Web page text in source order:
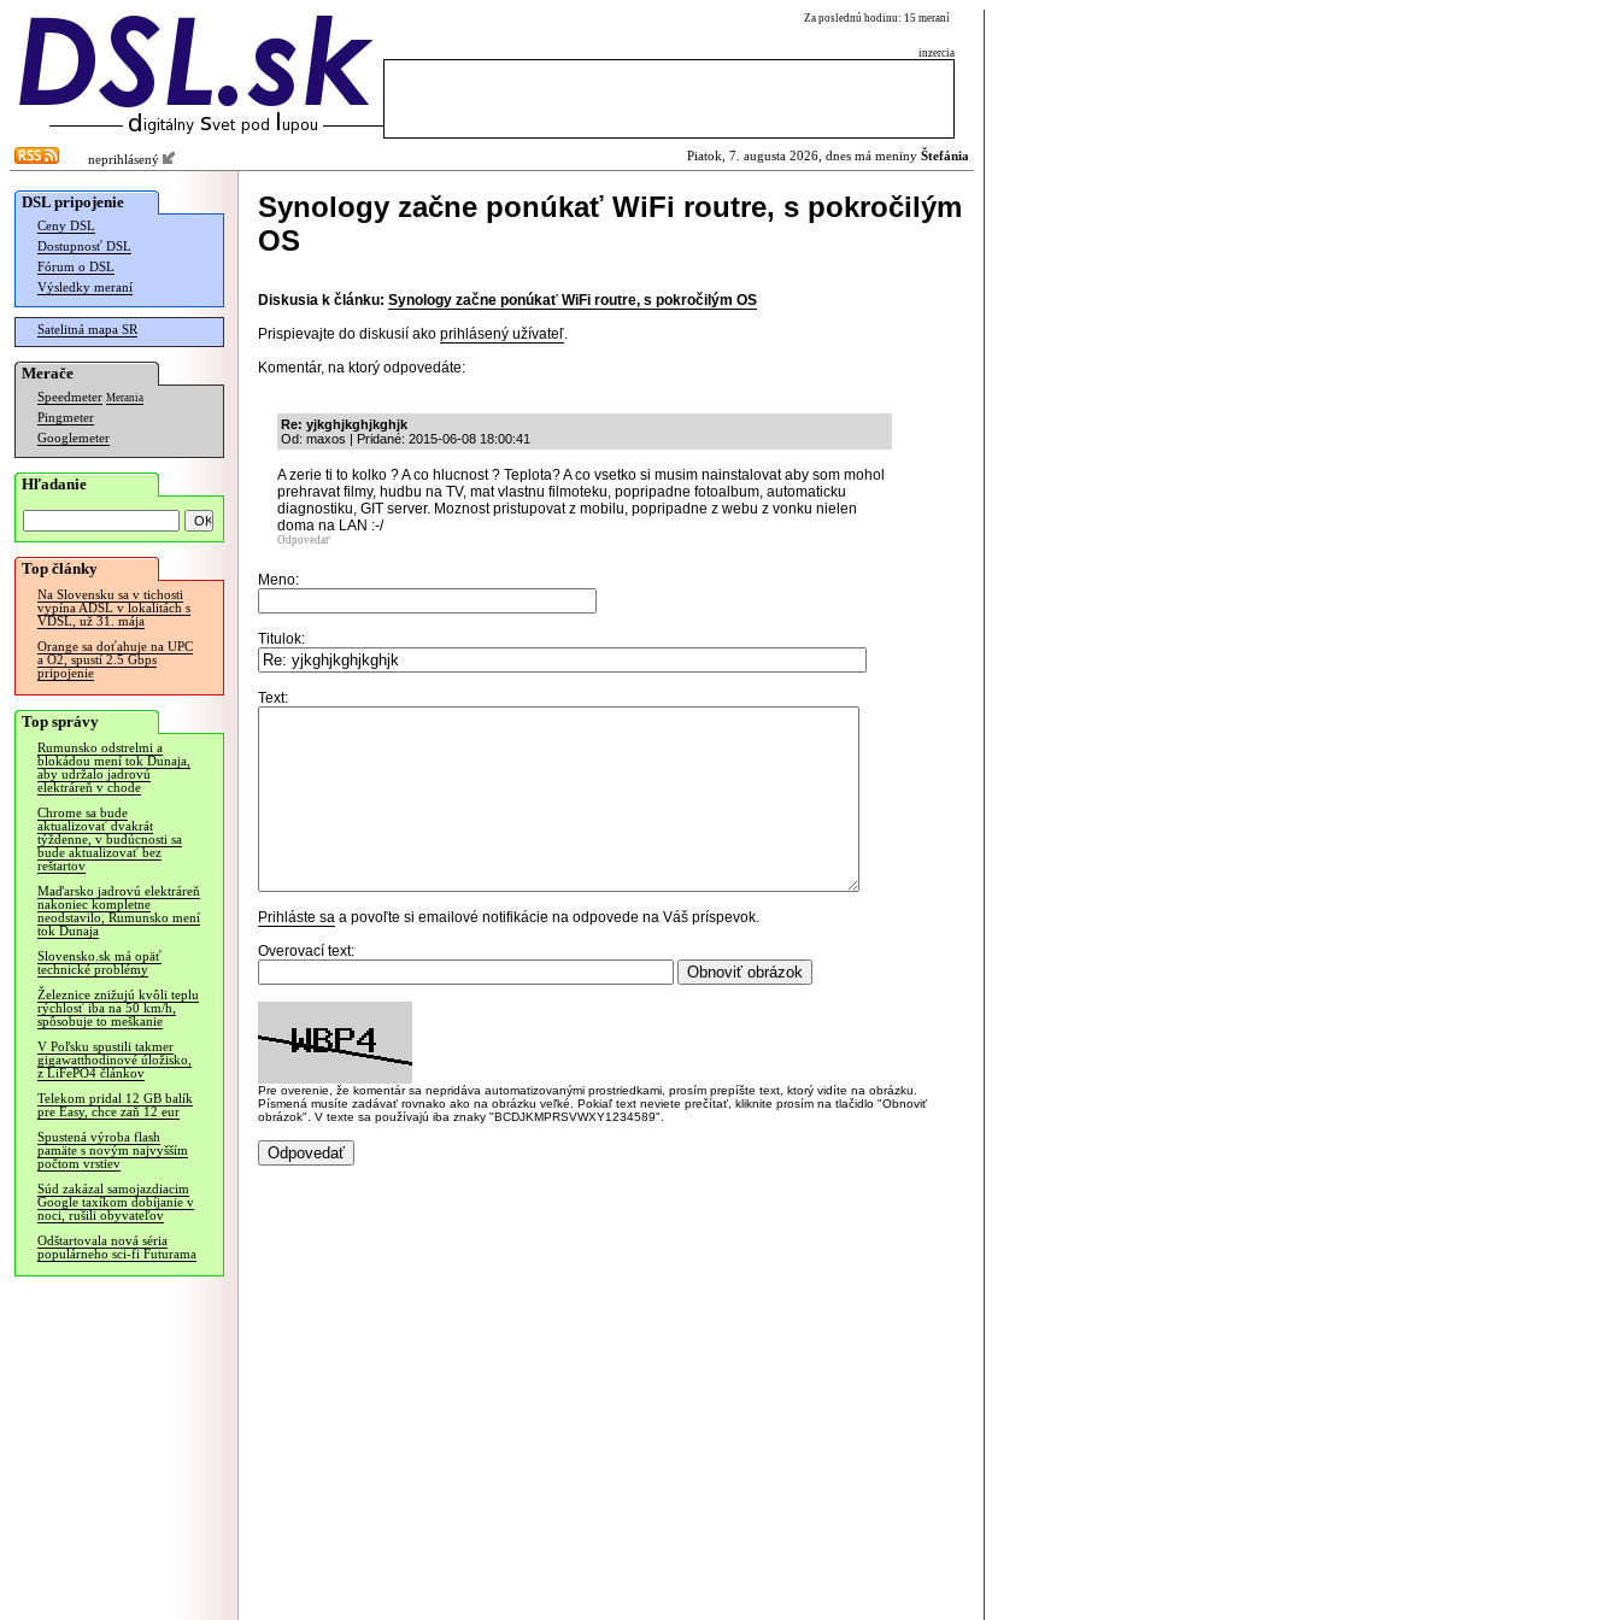
Za poslednú hodinu: 15 meraní
inzercia
neprihlásený Piatok, 7. augusta 2026, dnes má meniny Štefánia
DSL pripojenie
Ceny DSL
Dostupnosť DSL
Fórum o DSL
Výsledky meraní
Satelitná mapa SR
Merače
Speedmeter Merania
Pingmeter
Googlemeter
Hľadanie
Top články
Na Slovensku sa v tichosti
vypína ADSL v lokalitách s
VDSL, už 31. mája
Orange sa doťahuje na UPC
a O2, spustí 2.5 Gbps
pripojenie
Top správy
Rumunsko odstrelmi a
blokádou mení tok Dunaja,
aby udržalo jadrovú
elektráreň v chode
Chrome sa bude
aktualizovať dvakrát
týždenne, v budúcnosti sa
bude aktualizovať bez
reštartov
Maďarsko jadrovú elektráreň
nakoniec kompletne
neodstavilo, Rumunsko mení
tok Dunaja
Slovensko.sk má opäť
technické problémy
Železnice znižujú kvôli teplu
rýchlosť iba na 50 km/h,
spôsobuje to meškanie
V Poľsku spustili takmer
gigawatthodinové úložisko,
z LiFePO4 článkov
Telekom pridal 12 GB balík
pre Easy, chce zaň 12 eur
Spustená výroba flash
pamäte s novým najvyšším
počtom vrstiev
Súd zakázal samojazdiacim
Google taxíkom dobíjanie v
noci, rušili obyvateľov
Odštartovala nová séria
populárneho sci-fi Futurama
Synology začne ponúkať WiFi routre, s pokročilým
OS
Diskusia k článku: Synology začne ponúkať WiFi routre, s pokročilým OS
Prispievajte do diskusií ako prihlásený užívateľ.
Komentár, na ktorý odpovedáte:
Re: yjkghjkghjkghjk
Od: maxos | Pridané: 2015-06-08 18:00:41
A zerie ti to kolko ? A co hlucnost ? Teplota? A co vsetko si musim nainstalovat aby som mohol
prehravat filmy, hudbu na TV, mat vlastnu filmoteku, popripadne fotoalbum, automaticku
diagnostiku, GIT server. Moznost pristupovat z mobilu, popripadne z webu z vonku nielen
doma na LAN :-/
Odpovedať
Meno:
Titulok:
Text:
Prihláste sa a povoľte si emailové notifikácie na odpovede na Váš príspevok.
Overovací text:
Pre overenie, že komentár sa nepridáva automatizovanými prostriedkami, prosím prepíšte text, ktorý vidíte na obrázku.
Písmená musíte zadávať rovnako ako na obrázku veľké. Pokiaľ text neviete prečítať, kliknite prosím na tlačidlo "Obnoviť
obrázok". V texte sa používajú iba znaky "BCDJKMPRSVWXY1234589".